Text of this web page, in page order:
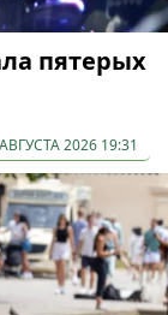
пятерых
2026 19:31